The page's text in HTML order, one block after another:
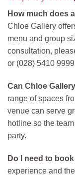
How much does
Chloe Gallery
menu and group
consultation,
or (028) 5410
Can Chloe
range of spaces
venue can serve
hotline so the
party.
Do I need to
experience and